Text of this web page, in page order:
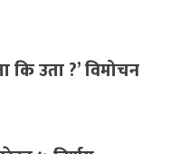
कि उता ?’ विमोचन